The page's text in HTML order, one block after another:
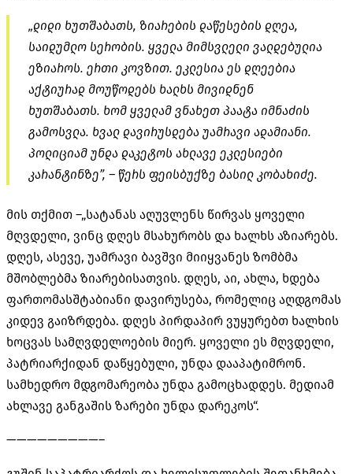
„დიდი ხუთშაბათს, ზიარების დაწესების დღეა,
საიდუმლო სერობის. ყველა მიმსვლელი ვალდებულია
ეზიაროს. ერთი კოვზით. ეკლესია ეს დღეებია
აქტიურად მოუწოდებს ხალხს მივიდნენ
ხუთშაბათს. ხომ ყველამ ვნახეთ პაატა იმნაძის
გამოსვლა. ხვალ დავირუსდება უამრავი ადამიანი.
პოლიციამ უნდა დაკეტოს ახლავე ეკლესიები
კარანტინზე”, – წერს ფეისბუქზე ბასილ კობახიძე.
მის თქმით –„სატანას აღუვლენს წირვას ყოველი
მღვდელი, ვინც დღეს მსახურობს და ხალხს აზიარებს.
დღეს, ასევე, უამრავი ბავშვი მიიყვანეს ზომბმა
მშობლებმა ზიარებისათვის. დღეს, აი, ახლა, ხდება
ფართომასშტაბიანი დავირუსება, რომელიც აღდგომას
კიდევ გაიზრდება. დღეს პირდაპირ ვუყურებთ ხალხის
ხოცვას სამღვდელოების მიერ. ყოველი ეს მღვდელი,
პატრიარქიდან დაწყებული, უნდა დააპატიმრონ.
სამხედრო მდგომარეობა უნდა გამოცხადდეს. მედიამ
ახლავე განგაშის ზარები უნდა დარეკოს“.
—————————–